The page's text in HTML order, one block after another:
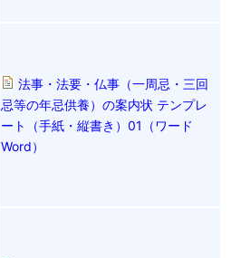
法事・法要・仏事（一周忌・三回
忌等の年忌供養）の案内状 テンプレ
ート（手紙・縦書き）01（ワード
Word）